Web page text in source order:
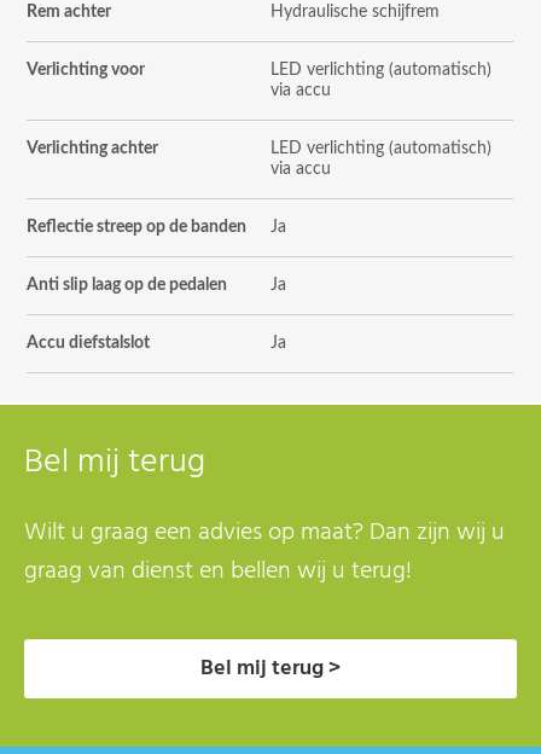
Rem achter Hydraulische schijfrem
Verlichting voor
LED verlichting (automatisch)
via accu
Verlichting achter
LED verlichting (automatisch)
via accu
Reflectie streep op de banden Ja
Anti slip laag op de pedalen Ja
Accu diefstalslot Ja
Bel mij terug
Wilt u graag een advies op maat? Dan zijn wij u
graag van dienst en bellen wij u terug!
Bel mij terug >